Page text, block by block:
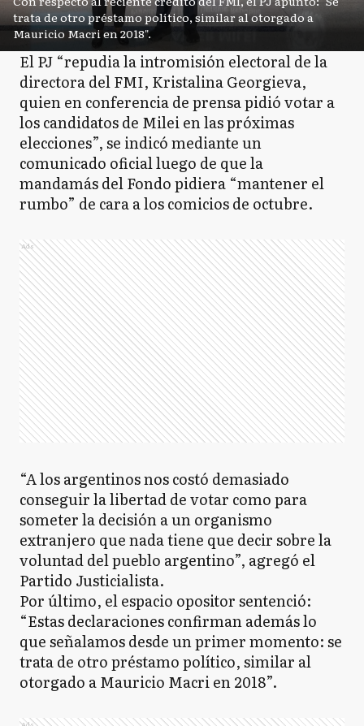
trata de otro préstamo político, similar al otorgado a
Mauricio Macri en 2018".
El PJ “repudia la intromisión electoral de la
directora del FMI, Kristalina Georgieva,
quien en conferencia de prensa pidió votar a
los candidatos de Milei en las próximas
elecciones”, se indicó mediante un
comunicado oficial luego de que la
mandamás del Fondo pidiera “mantener el
rumbo” de cara a los comicios de octubre.
Ads
“A los argentinos nos costó demasiado
conseguir la libertad de votar como para
someter la decisión a un organismo
extranjero que nada tiene que decir sobre la
voluntad del pueblo argentino”, agregó el
Partido Justicialista.
Por último, el espacio opositor sentenció:
“Estas declaraciones confirman además lo
que señalamos desde un primer momento: se
trata de otro préstamo político, similar al
otorgado a Mauricio Macri en 2018”.
Ads